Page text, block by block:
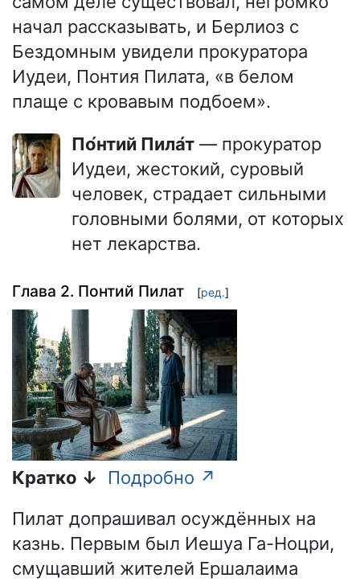
начал рассказывать, и Берлиоз с
Бездомным увидели прокуратора
Иудеи, Понтия Пилата, «в белом
плаще с кровавым подбоем».
По́нтий Пила́т — прокуратор
Иудеи, жестокий, суровый
человек, страдает сильными
головными болями, от которых
нет лекарства.
Глава 2. Понтий Пилат [ред.]
Кратко ↓
Подробно ↗
Пилат допрашивал осуждённых на
казнь. Первым был Иешуа Га-Ноцри,
смущавший жителей Ершалаима